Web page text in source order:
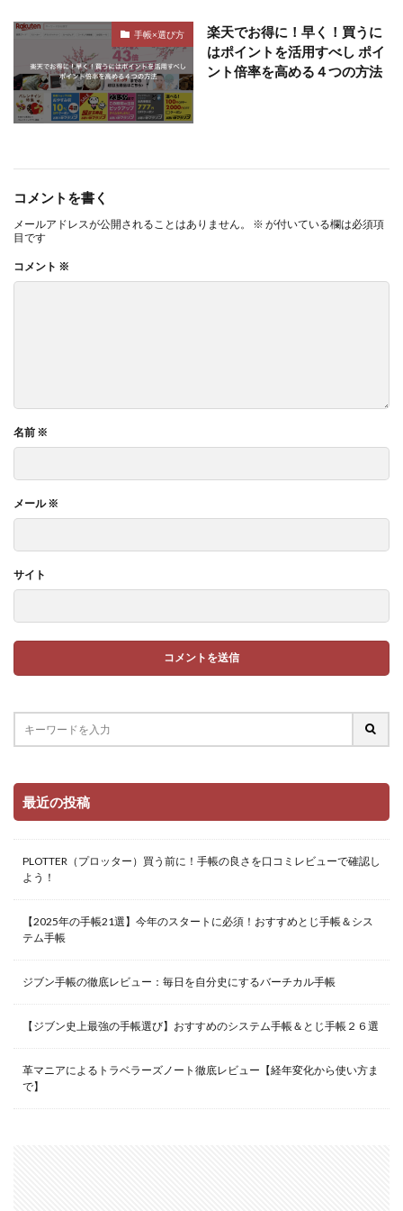
手帳×選び方
楽天でお得に！早く！買うに
はポイントを活用すべし ポイ
ント倍率を高める４つの方法
コメントを書く
メールアドレスが公開されることはありません。 ※ が付いている欄は必須項
目です
コメント ※
名前 ※
メール※
サイト
最近の投稿
PLOTTER（プロッター）買う前に！手帳の良さを口コミレビューで確認し
よう！
【2025年の手帳21選】今年のスタートに必須！おすすめとじ手帳＆シス
テム手帳
ジブン手帳の徹底レビュー：毎日を自分史にするバーチカル手帳
【ジブン史上最強の手帳選び】おすすめのシステム手帳＆とじ手帳２６選
革マニアによるトラベラーズノート徹底レビュー【経年変化から使い方ま
で】